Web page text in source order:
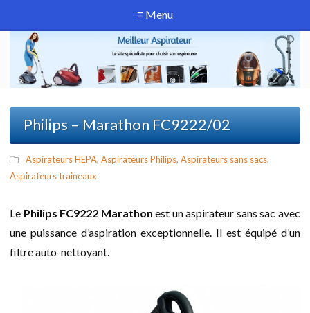
≡ Menu
Philips – Marathon FC9222/02
Aspirateurs HEPA, Aspirateurs Philips, Aspirateurs sans sacs,
Aspirateurs traineaux
Le Philips FC9222 Marathonest un aspirateur sans sac avec
une puissance d’aspiration exceptionnelle. Il est équipé d’un
filtre auto-nettoyant.